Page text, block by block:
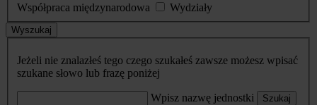
Współpraca międzynarodowa
Wydziały
Wyszukaj
Jeżeli nie znalazłeś tego czego szukałeś zawsze możesz wpisać
szukane słowo lub frazę poniżej
Wpisz nazwę jednostki Szukaj